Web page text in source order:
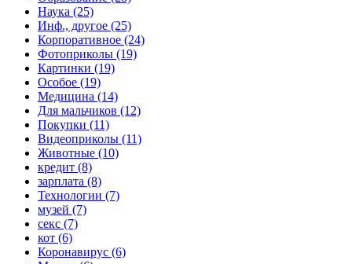
Наука (25)
Инф., другое (25)
Корпоративное (24)
Фотоприколы (19)
Картинки (19)
Особое (19)
Медицина (14)
Для мальчиков (12)
Покупки (11)
Видеоприколы (11)
Животные (10)
кредит (8)
зарплата (8)
Технологии (7)
музей (7)
секс (7)
кот (6)
Коронавирус (6)